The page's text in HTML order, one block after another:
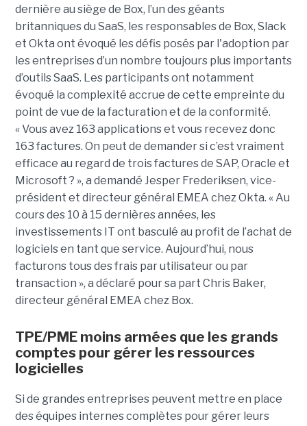
dernière au siège de Box, l’un des géants
britanniques du SaaS, les responsables de Box, Slack
et Okta ont évoqué les défis posés par l'adoption par
les entreprises d’un nombre toujours plus importants
d’outils SaaS. Les participants ont notamment
évoqué la complexité accrue de cette empreinte du
point de vue de la facturation et de la conformité.
« Vous avez 163 applications et vous recevez donc
163 factures. On peut de demander si c’est vraiment
efficace au regard de trois factures de SAP, Oracle et
Microsoft ? », a demandé Jesper Frederiksen, vice-
président et directeur général EMEA chez Okta. « Au
cours des 10 à 15 dernières années, les
investissements IT ont basculé au profit de l’achat de
logiciels en tant que service. Aujourd’hui, nous
facturons tous des frais par utilisateur ou par
transaction », a déclaré pour sa part Chris Baker,
directeur général EMEA chez Box.
TPE/PME moins armées que les grands
comptes pour gérer les ressources
logicielles
Si de grandes entreprises peuvent mettre en place
des équipes internes complètes pour gérer leurs